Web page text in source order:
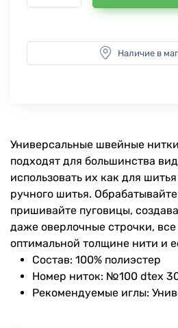
Наличие в
Универсальные швейные
подходят для большинства
использовать их как для
ручного шитья.
пришивайте пуговицы,
даже оверлочные строчки, все
оптимальной толщине нити и
Состав: 100% полиэстер
Номер ниток: №100 dtex
Рекомендуемые иглы: